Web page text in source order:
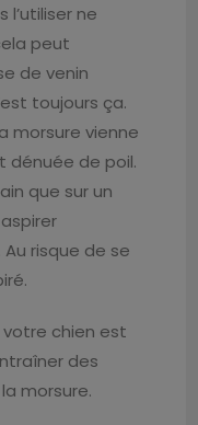
l’utiliser ne
peut
de venin
toujours ça.
morsure vienne
dénuée de poil.
que sur un
risque de se
votre chien est
des
morsure.